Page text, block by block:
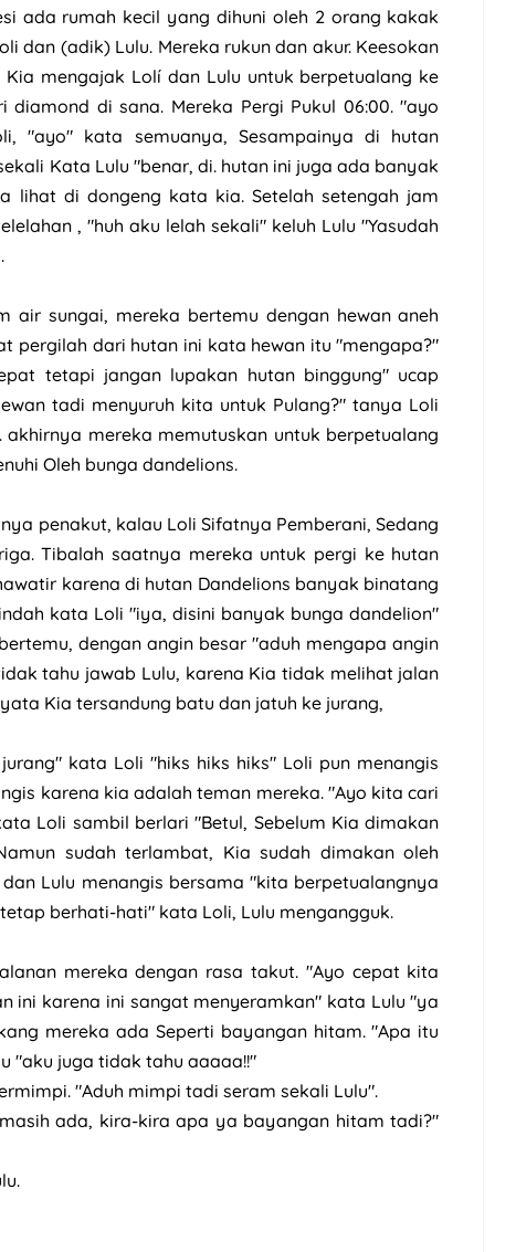
ada rumah kecil yang dihuni oleh 2 orang kakak
dan (adik) Lulu. Mereka rukun dan akur. Keesokan
mengajak Lolí dan Lulu untuk berpetualang ke
diamond di sana. Mereka Pergi Pukul 06:00. "ayo
"ayo" kata semuanya, Sesampainya di hutan
Kata Lulu "benar, di. hutan ini juga ada banyak
lihat di dongeng kata kia. Setelah setengah jam
, "huh aku lelah sekali" keluh Lulu "Yasudah
air sungai, mereka bertemu dengan hewan aneh
pergilah dari hutan ini kata hewan itu "mengapa?"
tetapi jangan lupakan hutan binggung" ucap
tadi menyuruh kita untuk Pulang?" tanya Loli
mereka memutuskan untuk berpetualang
Oleh bunga dandelions.
penakut, kalau Loli Sifatnya Pemberani, Sedang
Tibalah saatnya mereka untuk pergi ke hutan
karena di hutan Dandelions banyak binatang
kata Loli "iya, disini banyak bunga dandelion"
dengan angin besar "aduh mengapa angin
tahu jawab Lulu, karena Kia tidak melihat jalan
Kia tersandung batu dan jatuh ke jurang,
kata Loli "hiks hiks hiks" Loli pun menangis
karena kia adalah teman mereka. "Ayo kita cari
Loli sambil berlari "Betul, Sebelum Kia dimakan
sudah terlambat, Kia sudah dimakan oleh
Lulu menangis bersama "kita berpetualangnya
berhati-hati" kata Loli, Lulu mengangguk.
mereka dengan rasa takut. "Ayo cepat kita
ini karena ini sangat menyeramkan" kata Lulu "ya
mereka ada Seperti bayangan hitam. "Apa itu
"aku juga tidak tahu aaaaa!!"
"Aduh mimpi tadi seram sekali Lulu".
ada, kira-kira apa ya bayangan hitam tadi?"